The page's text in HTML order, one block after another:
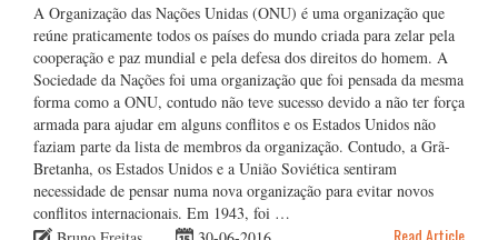
A Organização das Nações Unidas (ONU) é uma organização que
reúne praticamente todos os países do mundo criada para zelar pela
cooperação e paz mundial e pela defesa dos direitos do homem. A
Sociedade da Nações foi uma organização que foi pensada da mesma
forma como a ONU, contudo não teve sucesso devido a não ter força
armada para ajudar em alguns conflitos e os Estados Unidos não
faziam parte da lista de membros da organização. Contudo, a Grã-
Bretanha, os Estados Unidos e a União Soviética sentiram
necessidade de pensar numa nova organização para evitar novos
conflitos internacionais. Em 1943, foi …
Read Article